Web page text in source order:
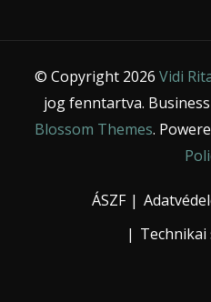
© Copyright 2026 Vidi
jog fenntartva.
Blossom Themes.
ÁSZF